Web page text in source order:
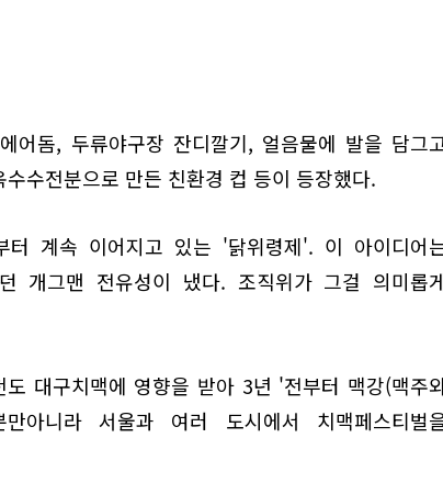
어돔, 두류야구장 잔디깔기, 얼음물에 발을 담그
수전분으로 만든 친환경 컵 등이 등장했다.
터 계속 이어지고 있는 '닭위령제'. 이 아이디어
개그맨 전유성이 냈다. 조직위가 그걸 의미롭
대구치맥에 영향을 받아 3년 '전부터 맥강(맥주
아니라 서울과 여러 도시에서 치맥페스티벌